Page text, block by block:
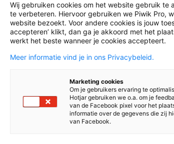
Wij gebruiken cookies om het website gebruik te
te verbeteren. Hiervoor gebruiken we Piwik Pro,
website bezoekt. Voor andere cookies is jouw
accepteren’ klikt, dan ga je akkoord met het
werkt het beste wanneer je cookies accepteert.
Meer informatie vind je in ons Privacybeleid.
Marketing cookies
Om je gebruikers ervaring te
Hotjar gebruiken we o.a. om je
van de Facebook pixel voor het
informatie over de gegevens die zij
van Facebook.